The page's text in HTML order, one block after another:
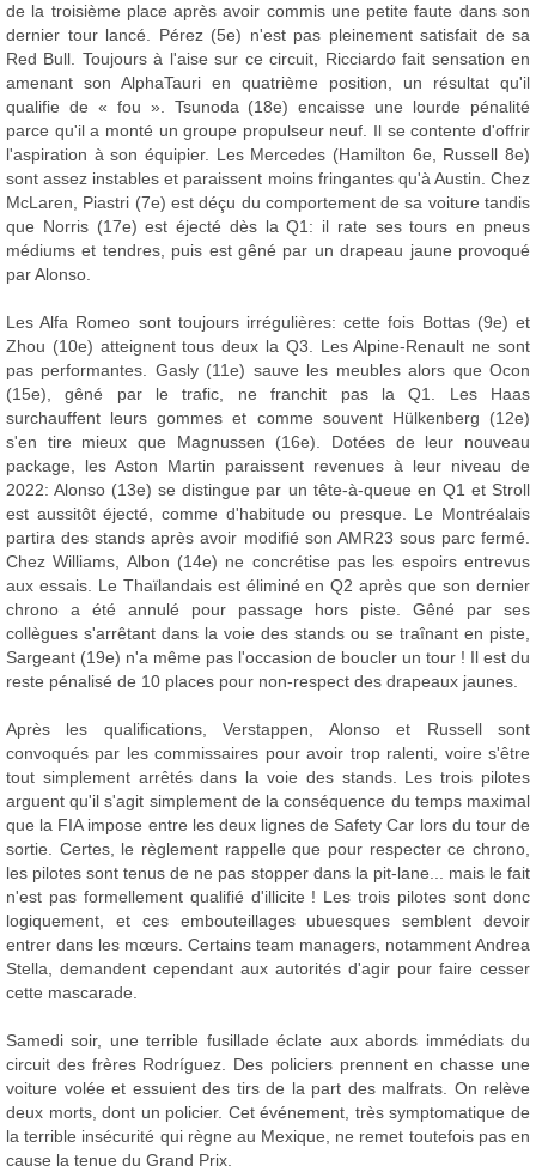
de la troisième place après avoir commis une petite faute dans son
dernier tour lancé. Pérez (5e) n'est pas pleinement satisfait de sa
Red Bull. Toujours à l'aise sur ce circuit, Ricciardo fait sensation en
amenant son AlphaTauri en quatrième position, un résultat qu'il
qualifie de « fou ». Tsunoda (18e) encaisse une lourde pénalité
parce qu'il a monté un groupe propulseur neuf. Il se contente d'offrir
l'aspiration à son équipier. Les Mercedes (Hamilton 6e, Russell 8e)
sont assez instables et paraissent moins fringantes qu'à Austin. Chez
McLaren, Piastri (7e) est déçu du comportement de sa voiture tandis
que Norris (17e) est éjecté dès la Q1: il rate ses tours en pneus
médiums et tendres, puis est gêné par un drapeau jaune provoqué
par Alonso.
Les Alfa Romeo sont toujours irrégulières: cette fois Bottas (9e) et
Zhou (10e) atteignent tous deux la Q3. Les Alpine-Renault ne sont
pas performantes. Gasly (11e) sauve les meubles alors que Ocon
(15e), gêné par le trafic, ne franchit pas la Q1. Les Haas
surchauffent leurs gommes et comme souvent Hülkenberg (12e)
s'en tire mieux que Magnussen (16e). Dotées de leur nouveau
package, les Aston Martin paraissent revenues à leur niveau de
2022: Alonso (13e) se distingue par un tête-à-queue en Q1 et Stroll
est aussitôt éjecté, comme d'habitude ou presque. Le Montréalais
partira des stands après avoir modifié son AMR23 sous parc fermé.
Chez Williams, Albon (14e) ne concrétise pas les espoirs entrevus
aux essais. Le Thaïlandais est éliminé en Q2 après que son dernier
chrono a été annulé pour passage hors piste. Gêné par ses
collègues s'arrêtant dans la voie des stands ou se traînant en piste,
Sargeant (19e) n'a même pas l'occasion de boucler un tour ! Il est du
reste pénalisé de 10 places pour non-respect des drapeaux jaunes.
Après les qualifications, Verstappen, Alonso et Russell sont
convoqués par les commissaires pour avoir trop ralenti, voire s'être
tout simplement arrêtés dans la voie des stands. Les trois pilotes
arguent qu'il s'agit simplement de la conséquence du temps maximal
que la FIA impose entre les deux lignes de Safety Car lors du tour de
sortie. Certes, le règlement rappelle que pour respecter ce chrono,
les pilotes sont tenus de ne pas stopper dans la pit-lane... mais le fait
n'est pas formellement qualifié d'illicite ! Les trois pilotes sont donc
logiquement, et ces embouteillages ubuesques semblent devoir
entrer dans les mœurs. Certains team managers, notamment Andrea
Stella, demandent cependant aux autorités d'agir pour faire cesser
cette mascarade.
Samedi soir, une terrible fusillade éclate aux abords immédiats du
circuit des frères Rodríguez. Des policiers prennent en chasse une
voiture volée et essuient des tirs de la part des malfrats. On relève
deux morts, dont un policier. Cet événement, très symptomatique de
la terrible insécurité qui règne au Mexique, ne remet toutefois pas en
cause la tenue du Grand Prix.